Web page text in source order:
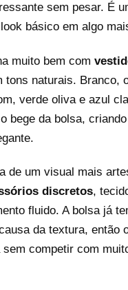
sem pesar. É
básico em algo
muito bem com
tons naturais. Branco,
verde oliva e azul
bege da bolsa,
de um visual mais
discretos,
fluido. A bolsa já
da textura, então
sem competir com